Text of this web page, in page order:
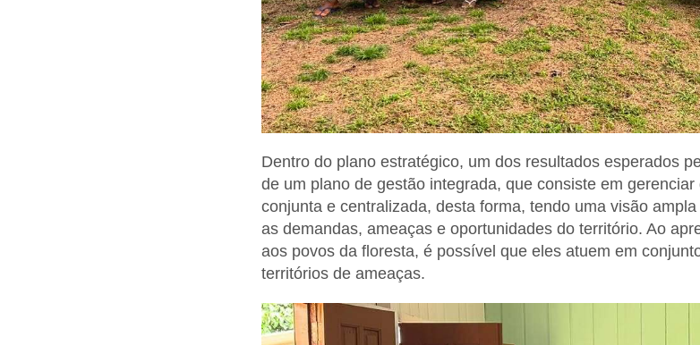
Dentro do plano estratégico, um dos resultados esperados
de um plano de gestão integrada, que consiste em
conjunta e centralizada, desta forma, tendo uma visão
as demandas, ameaças e oportunidades do território. Ao
aos povos da floresta, é possível que eles atuem em
territórios de ameaças.